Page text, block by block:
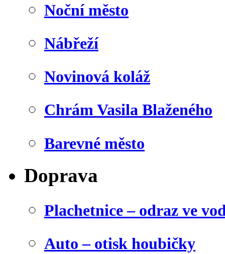
Noční město
Nábřeží
Novinová koláž
Chrám Vasila Blaženého
Barevné město
Doprava
Plachetnice – odraz ve
Auto – otisk houbičky